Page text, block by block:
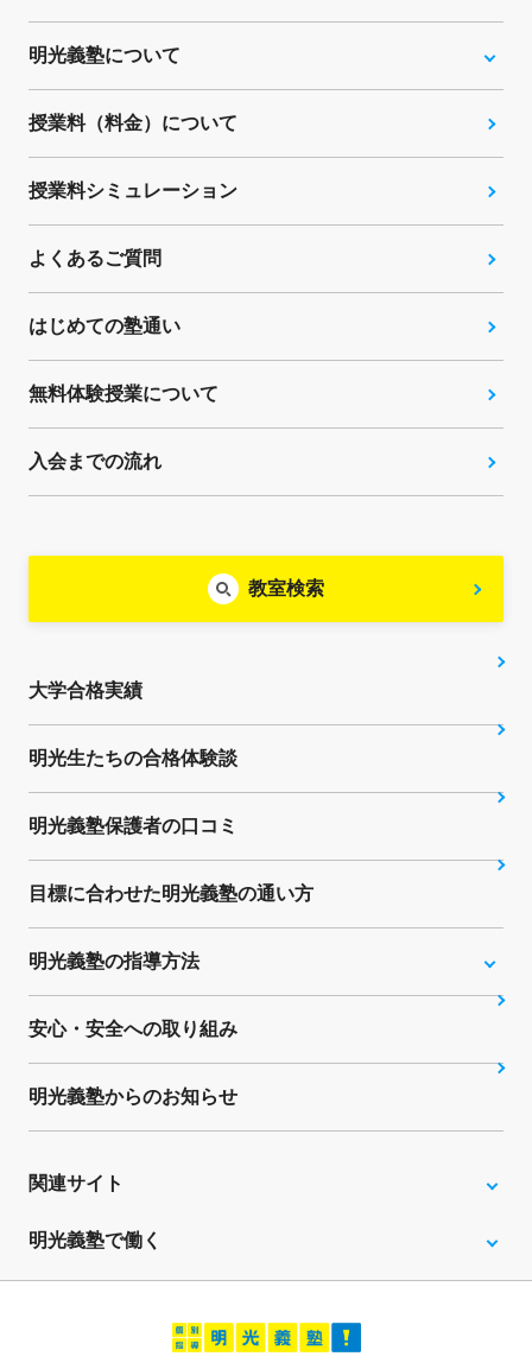
明光義塾について
授業料（料金）について
授業料シミュレーション
よくあるご質問
はじめての塾通い
無料体験授業について
入会までの流れ
教室検索
大学合格実績
明光生たちの合格体験談
明光義塾保護者の口コミ
目標に合わせた明光義塾の通い方
明光義塾の指導方法
安心・安全への取り組み
明光義塾からのお知らせ
関連サイト
明光義塾で働く